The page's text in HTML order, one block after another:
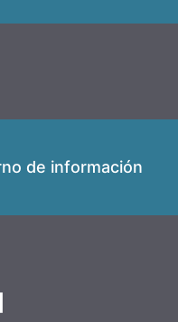
de información